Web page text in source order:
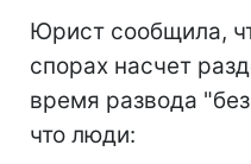
Юрист сообщила,
спорах насчет
время развода
что люди: